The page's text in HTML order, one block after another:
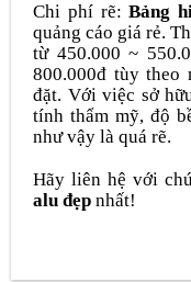
Chi phí rẽ:Bảng
quảng cáo giá rẻ.
từ 450.000 ~
800.000đ tùy
đặt. Với việc sở
tính thẩm mỹ, độ
như vậy là quá rẽ.
Hãy liên hệ với
alu đẹp nhất!